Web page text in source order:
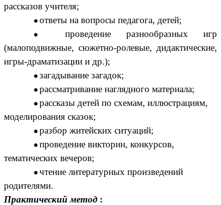
рассказов учителя;
ответы на вопросы педагога, детей;
проведение разнообразных игр
(малоподвижные, сюжетно-ролевые, дидактические,
игры-драматизации и др.);
загадывание загадок;
рассматривание наглядного материала;
рассказы детей по схемам, иллюстрациям,
моделирования сказок;
разбор житейских ситуаций;
проведение викторин, конкурсов,
тематических вечеров;
чтение литературных произведений
родителями.
Практический метод :